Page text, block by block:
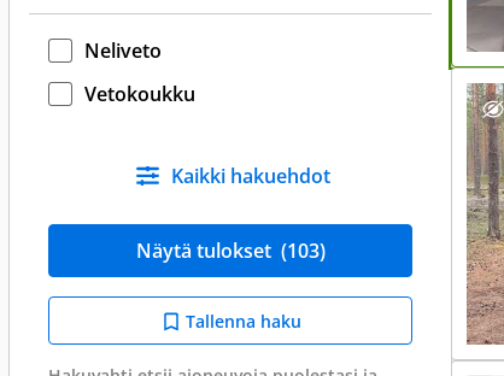
Neliveto
Vetokoukku
Kaikki hakuehdot
Näytä tulokset (103)
Tallenna haku